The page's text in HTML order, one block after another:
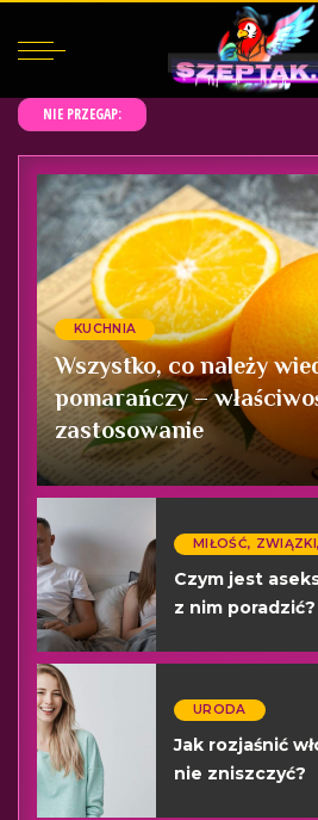
NIE PRZEGAP:
KUCHNIA
Wszystko, co należy
pomarańczy –
zastosowanie
MIŁOŚĆ,
Czym jest
z nim poradzić?
URODA
Jak rozjaśnić
nie zniszczyć?